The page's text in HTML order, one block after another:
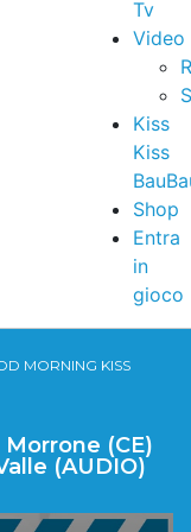
Tv
Video
Kiss
Kiss
Shop
Entra
in
gioco
MORNING KISS
(CE)
(AUDIO)